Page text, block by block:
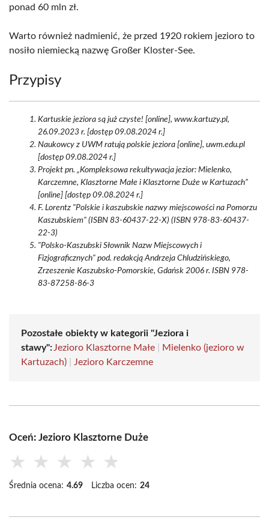
ponad 60 mln zł.
Warto również nadmienić, że przed 1920 rokiem jezioro to
nosiło niemiecką nazwę Großer Kloster-See.
Przypisy
Kartuskie jeziora są już czyste! [online], www.kartuzy.pl,
26.09.2023 r. [dostęp 09.08.2024 r.]
Naukowcy z UWM ratują polskie jeziora [online], uwm.edu.pl
[dostęp 09.08.2024 r.]
Projekt pn. „Kompleksowa rekultywacja jezior: Mielenko,
Karczemne, Klasztorne Małe i Klasztorne Duże w Kartuzach”
[online] [dostęp 09.08.2024 r.]
F. Lorentz "Polskie i kaszubskie nazwy miejscowości na Pomorzu
Kaszubskiem" (ISBN 83-60437-22-X) (ISBN 978-83-60437-
22-3)
"Polsko-Kaszubski Słownik Nazw Miejscowych i
Fizjograficznych" pod. redakcją Andrzeja Chludzińskiego,
Zrzeszenie Kaszubsko-Pomorskie, Gdańsk 2006 r. ISBN 978-
83-87258-86-3
Pozostałe obiekty w kategorii "Jeziora i
stawy": Jezioro Klasztorne Małe
Mielenko (jezioro w
Kartuzach)
Jezioro Karczemne
Oceń: Jezioro Klasztorne Duże
★ ★ ★ ★ ★
Średnia ocena: 4.69 Liczba ocen: 24